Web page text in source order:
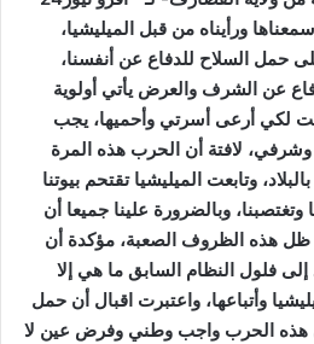
ورأيناه من قبل الميليشيا،
حمل السلاح للدفاع عن أنفسنا،
عن الشرف والعرض يأتي أولوية
لكي أرعى أسرتي وأحميها، يجب
لافتة أن الحرب هذه المرة
وتابعت الميليشيا تقتحم بيوتنا
وتغتصبنا، وبالضرورة علينا جميعا أن
هذه الظروف الصعبة، مؤكدة أن
إلى فلول النظام السابق ما هي إلا
وأتباعها، واعتبرت اقبال أن حمل
هذه الحرب واجب وطني وفرض عين لا